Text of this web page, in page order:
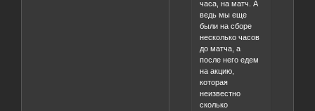
часа, на матч. А
ведь мы еще
были на сборе
несколько часов
до матча, а
после него едем
на акцию,
которая
неизвестно
сколько